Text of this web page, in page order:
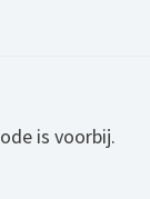
is voorbij.